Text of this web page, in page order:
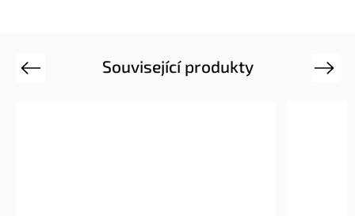
Související produkty
Previous Next